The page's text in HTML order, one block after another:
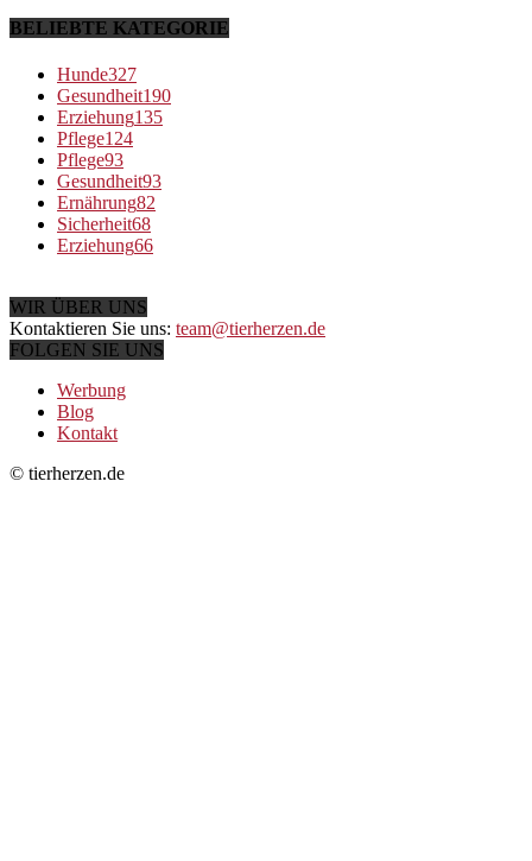
BELIEBTE KATEGORIE
Hunde327
Gesundheit190
Erziehung135
Pflege124
Pflege93
Gesundheit93
Ernährung82
Sicherheit68
Erziehung66
WIR ÜBER UNS
Kontaktieren Sie uns: team@tierherzen.de
FOLGEN SIE UNS
Werbung
Blog
Kontakt
© tierherzen.de